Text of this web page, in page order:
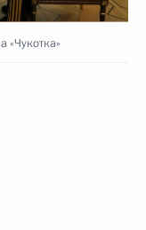
«Чукотка»